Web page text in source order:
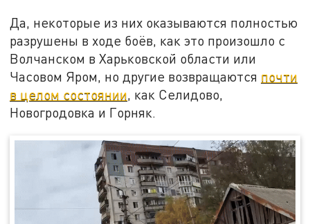
Да, некоторые из них оказываются полностью
разрушены в ходе боёв, как это произошло с
Волчанском в Харьковской области или
Часовом Яром, но другие возвращаются почти
в целом состоянии, как Селидово,
Новогродовка и Горняк.